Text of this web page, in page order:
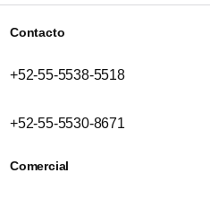
Contacto
+52-55-5538-5518
+52-55-5530-8671
Comercial